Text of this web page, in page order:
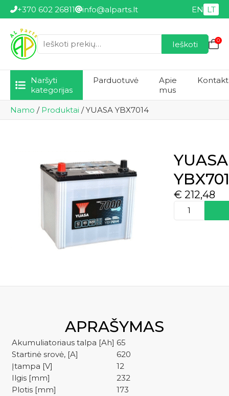
+370 602 26811 info@alparts.lt EN LT
Ieškoti: Ieškoti 0
Naršyti
kategorijas
Parduotuvė
Apie
mus
Namo / Produktai /YUASA YBX7014
YUASA
€ 212,48
produkto
kiekis:
APRAŠYMAS
Akumuliatoriaus talpa [Ah] 65
Startinė srovė, [A]
620
Įtampa [V]
12
Ilgis [mm]
232
Plotis [mm]
173